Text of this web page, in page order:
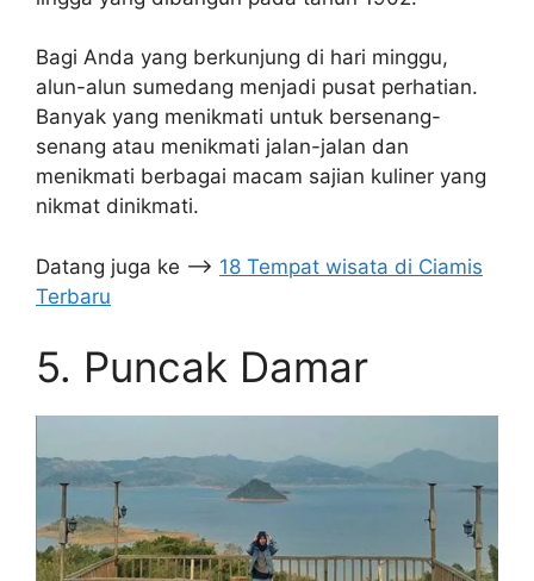
Bagi Anda yang berkunjung di hari minggu,
alun-alun sumedang menjadi pusat perhatian.
Banyak yang menikmati untuk bersenang-
senang atau menikmati jalan-jalan dan
menikmati berbagai macam sajian kuliner yang
nikmat dinikmati.
Datang juga ke –> 18 Tempat wisata di Ciamis
Terbaru
5. Puncak Damar